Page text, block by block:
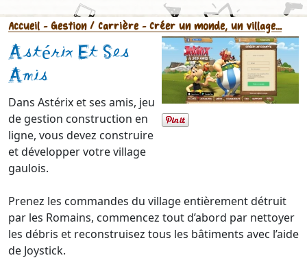
Accueil - Gestion / Carrière- Créer un monde, un village...
Astérix Et Ses
Amis
Dans Astérix et ses amis, jeu
de gestion construction en
ligne, vous devez construire
et développer votre village
gaulois.
Prenez les commandes du village entièrement détruit
par les Romains, commencez tout d’abord par nettoyer
les débris et reconstruisez tous les bâtiments avec l’aide
de Joystick.